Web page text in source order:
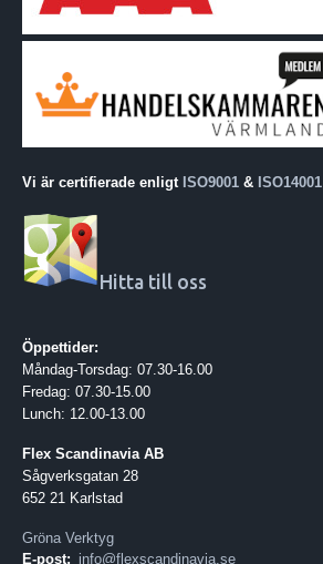
Vi är certifierade enligt ISO9001 & ISO14001
Hitta till oss
Öppettider:
Måndag-Torsdag: 07.30-16.00
Fredag: 07.30-15.00
Lunch: 12.00-13.00
Flex Scandinavia AB
Sågverksgatan 28
652 21 Karlstad
Gröna Verktyg
E-post: info@flexscandinavia.se